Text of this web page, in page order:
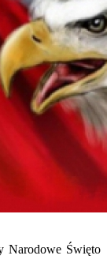
Narodowe Święto